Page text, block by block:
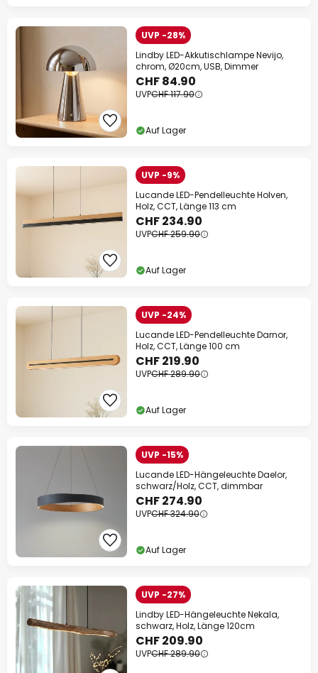
UVP -28%
Lindby LED-Akkutischlampe Nevijo,
chrom, Ø20cm, USB, Dimmer
CHF 84.90
UVPCHF 117.90
Auf Lager
UVP -9%
Lucande LED-Pendelleuchte Holven,
Holz, CCT, Länge 113 cm
CHF 234.90
UVPCHF 259.90
Auf Lager
UVP -24%
Lucande LED-Pendelleuchte Darnor,
Holz, CCT, Länge 100 cm
CHF 219.90
UVPCHF 289.90
Auf Lager
UVP -15%
Lucande LED-Hängeleuchte Daelor,
schwarz/Holz, CCT, dimmbar
CHF 274.90
UVPCHF 324.90
Auf Lager
UVP -27%
Lindby LED-Hängeleuchte Nekala,
schwarz, Holz, Länge 120cm
CHF 209.90
UVPCHF 289.90